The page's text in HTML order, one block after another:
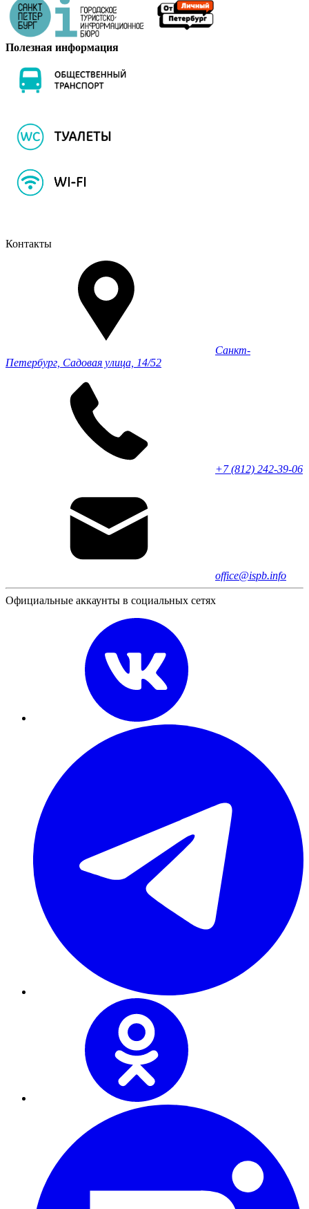
Полезная информация
Контакты
Санкт-
Петербург, Садовая улица, 14/52
+7 (812) 242-39-06
office@ispb.info
Официальные аккаунты в социальных сетях